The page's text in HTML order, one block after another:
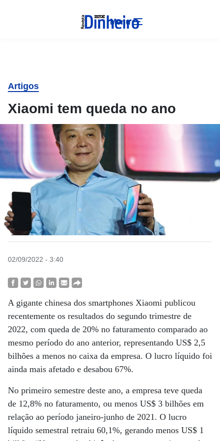
Menu
Artigos
Xiaomi tem queda no ano
02/09/2022 - 3:40
A gigante chinesa dos smartphones Xiaomi publicou
recentemente os resultados do segundo trimestre de
2022, com queda de 20% no faturamento comparado ao
mesmo período do ano anterior, representando US$ 2,5
bilhões a menos no caixa da empresa. O lucro líquido foi
ainda mais afetado e desabou 67%.
No primeiro semestre deste ano, a empresa teve queda
de 12,8% no faturamento, ou menos US$ 3 bilhões em
relação ao período janeiro-junho de 2021. O lucro
líquido semestral retraiu 60,1%, gerando menos US$ 1